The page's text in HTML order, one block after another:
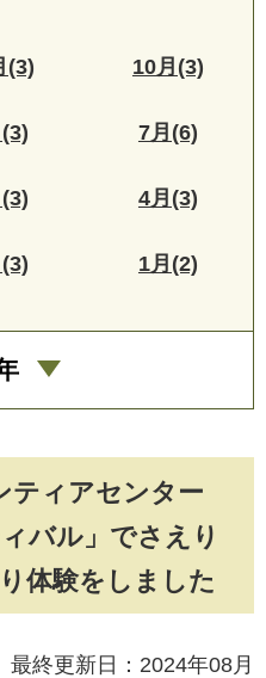
ティアセンター
バル」でさえり
体験をしました
終更新日：2024年08月
(3) 10月(3)
7月(6)
4月(3)
1月(2)